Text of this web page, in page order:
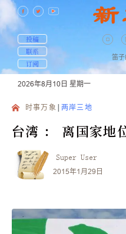
投稿
联系
订阅
笛
2026年8月10日 星期一
时事万象 两岸三地
台湾 ： 离国家地
Super User
2015年1月29日